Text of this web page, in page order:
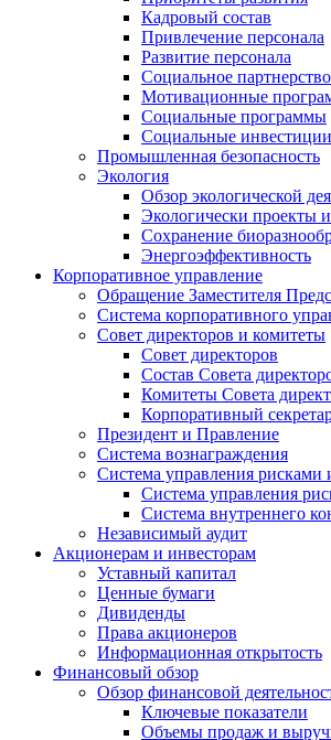
Кадровый состав
Привлечение персонала
Развитие персонала
Социальное партнерство
Мотивационные
Социальные программы
Социальные инвестиции
Промышленная безопасность
Экология
Обзор экологической
Экологически проекты и
Сохранение
Энергоэффективность
Корпоративное управление
Обращение Заместителя
Система корпоративного
Совет директоров и комитеты
Совет директоров
Состав Совета
Комитеты Совета
Корпоративный
Президент и Правление
Система вознаграждения
Система управления рисками
Система управления
Система внутреннего
Независимый аудит
Акционерам и инвесторам
Уставный капитал
Ценные бумаги
Дивиденды
Права акционеров
Информационная открытость
Финансовый обзор
Обзор финансовой
Ключевые показатели
Объемы продаж и